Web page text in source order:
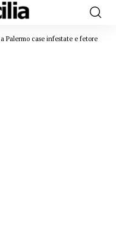
Palermo case infestate e fetore